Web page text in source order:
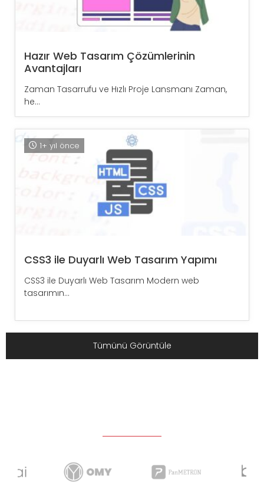
Hazır Web Tasarım Çözümlerinin
Avantajları
Zaman Tasarrufu ve Hızlı Proje Lansmanı Zaman,
he...
1+ yıl önce
CSS3 ile Duyarlı Web Tasarım Yapımı
CSS3 ile Duyarlı Web Tasarım Modern web
tasarımın...
Tümünü Görüntüle